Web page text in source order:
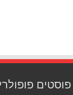
פוסטים